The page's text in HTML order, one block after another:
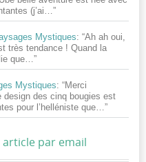
(j’ai… ”
Mystiques: “Ah ah oui,
très tendance ! Quand la
que… ”
Mystiques: “Merci
design des cinq bougies est
pour l’helléniste que…”
article par email